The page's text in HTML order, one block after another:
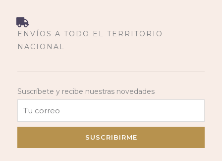
ENVÍOS A TODO EL TERRITORIO
NACIONAL
Suscríbete y recibe nuestras novedades
SUSCRIBIRME